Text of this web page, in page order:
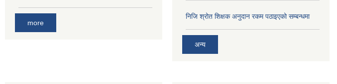
more
निजि श्रोत शिक्षक अनुदान रकम पठाइएको सम्बन्धमा
अन्य